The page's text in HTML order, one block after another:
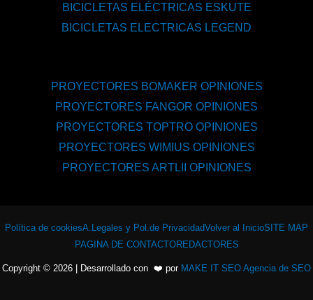
BICICLETAS ELÉCTRICAS ESKUTE
BICICLETAS ELECTRICAS LEGEND
PROYECTORES BOMAKER OPINIONES
PROYECTORES FANGOR OPINIONES
PROYECTORES TOPTRO OPINIONES
PROYECTORES WIMIUS OPINIONES
PROYECTORES ARTLII OPINIONES
Política de cookiesA.Legales y Pol.de PrivacidadVolver al InicioSITE MAP
PAGINA DE CONTACTOREDACTORES
Copyright © 2026 | Desarrollado con ❤️ por MAKE IT SEO Agencia de SEO